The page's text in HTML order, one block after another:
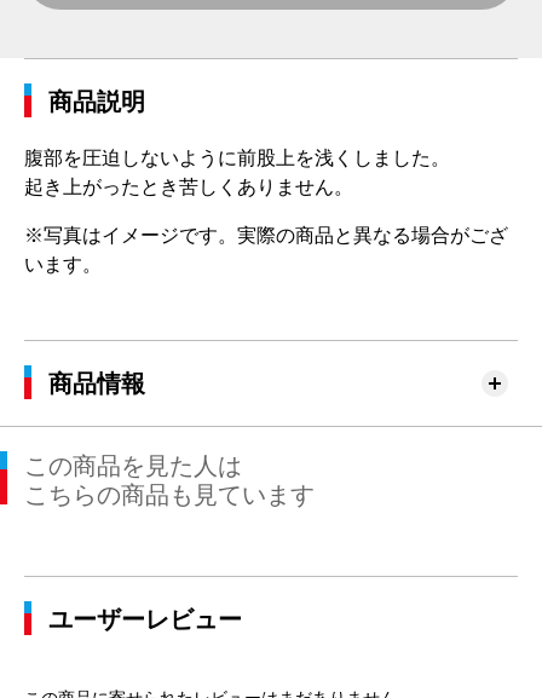
商品説明
腹部を圧迫しないように前股上を浅くしました。
起き上がったとき苦しくありません。
※写真はイメージです。実際の商品と異なる場合がござ
います。
商品情報
この商品を見た人は
こちらの商品も見ています
ユーザーレビュー